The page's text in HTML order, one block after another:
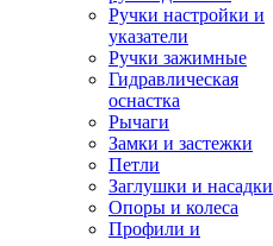
Ручки настройки и
указатели
Ручки зажимные
Гидравлическая
оснастка
Рычаги
Замки и застежки
Петли
Заглушки и насадки
Опоры и колеса
Профили и